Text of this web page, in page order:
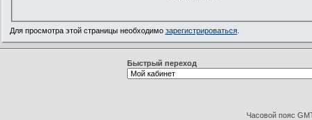
Для просмотра этой страницы необходимо зарегистрироваться.
Быстрый переход
Часовой пояс